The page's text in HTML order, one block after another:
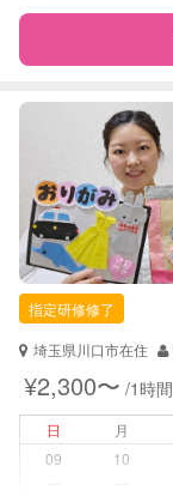
レッスン
お子様の撮影
（定期特典）
特徴 料金
サポートの特徴
資格
対応可能/特徴
病児対応
指定研修修了
埼玉県川口市在住
¥2,300〜 /1時間
日 月
09
10